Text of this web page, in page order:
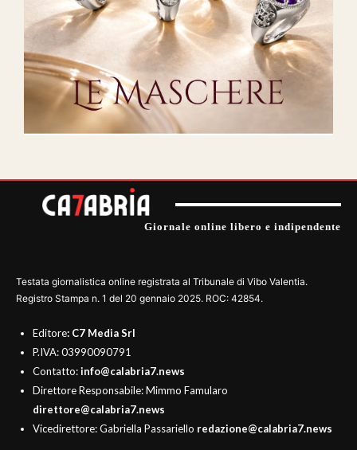
Giornale online libero e indipendente
Testata giornalistica online registrata al Tribunale di Vibo Valentia.
Registro Stampa n. 1 del 20 gennaio 2025. ROC: 42854.
Editore: C7 Media Srl
P.IVA: 03990090791
Contatto:info@calabria7.news
Direttore Responsabile: Mimmo Famularo
direttore@calabria7.news
Vicedirettore: Gabriella Passariello redazione@calabria7.news